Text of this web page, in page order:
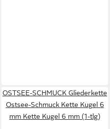
OSTSEE-SCHMUCK Gliederkette
Ostsee-Schmuck Kette Kugel 6
mm Kette Kugel 6 mm (1-tlg)